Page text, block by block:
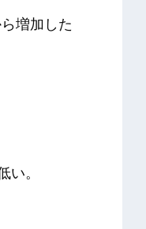
増加した
。